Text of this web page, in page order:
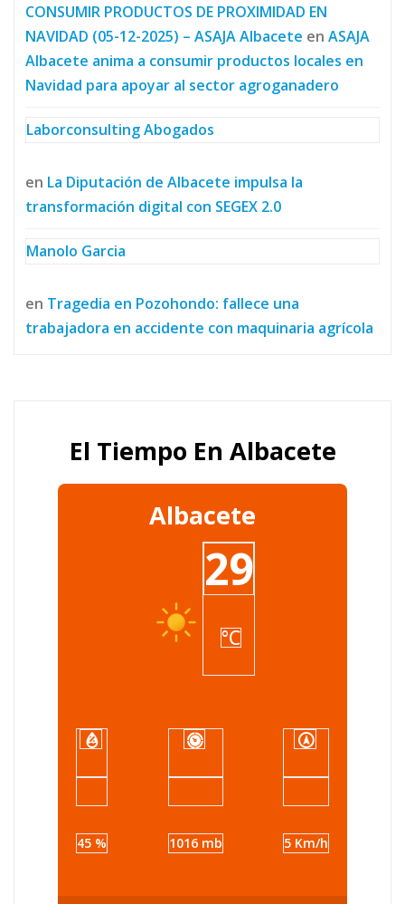
CONSUMIR PRODUCTOS DE PROXIMIDAD EN
NAVIDAD (05-12-2025) – ASAJA Albacete en ASAJA
Albacete anima a consumir productos locales en
Navidad para apoyar al sector agroganadero
Laborconsulting Abogados
en La Diputación de Albacete impulsa la
transformación digital con SEGEX 2.0
Manolo Garcia
en Tragedia en Pozohondo: fallece una
trabajadora en accidente con maquinaria agrícola
El Tiempo En Albacete
Albacete
29
°C
45 % 1016 mb 5 Km/h